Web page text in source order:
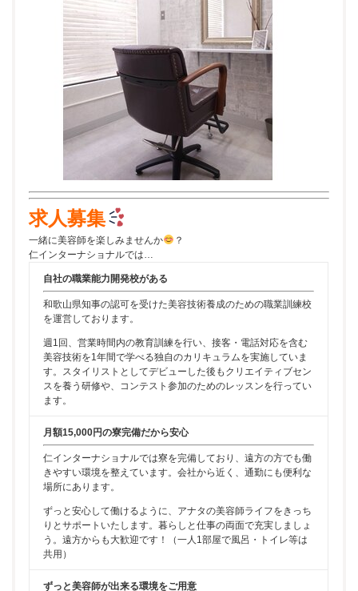
求人募集
一緒に美容師を楽しみませんか
？
仁インターナショナルでは…
自社の職業能力開発校がある
和歌山県知事の認可を受けた美容技術養成のための職業訓練校
を運営しております。
週1回、営業時間内の教育訓練を行い、接客・電話対応を含む
美容技術を1年間で学べる独自のカリキュラムを実施していま
す。スタイリストとしてデビューした後もクリエイティブセン
スを養う研修や、コンテスト参加のためのレッスンを行ってい
ます。
月額15,000円の寮完備だから安心
仁インターナショナルでは寮を完備しており、遠方の方でも働
きやすい環境を整えています。会社から近く、通勤にも便利な
場所にあります。
ずっと安心して働けるように、アナタの美容師ライフをきっち
りとサポートいたします。暮らしと仕事の両面で充実しましょ
う。遠方からも大歓迎です！（一人1部屋で風呂・トイレ等は
共用）
ずっと美容師が出来る環境をご用意